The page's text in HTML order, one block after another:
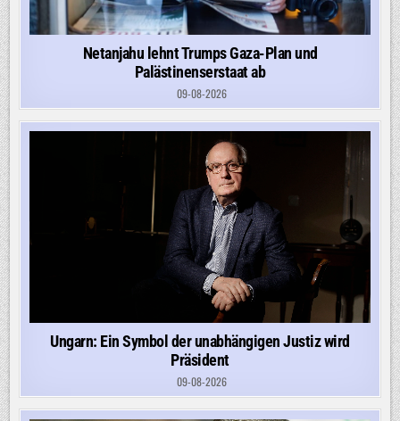
Netanjahu lehnt Trumps Gaza-Plan und
Palästinenserstaat ab
09-08-2026
Ungarn: Ein Symbol der unabhängigen Justiz wird
Präsident
09-08-2026